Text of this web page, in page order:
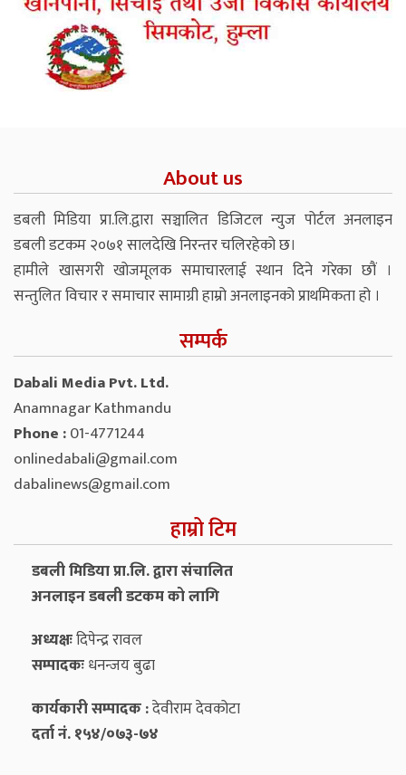
About us
डबली मिडिया प्रा.लि.द्वारा सञ्चालित डिजिटल न्युज पोर्टल अनलाइन
डबली डटकम २०७१ सालदेखि निरन्तर चलिरहेको छ।
हामीले खासगरी खोजमूलक समाचारलाई स्थान दिने गरेका छौं ।
सन्तुलित विचार र समाचार सामाग्री हाम्रो अनलाइनको प्राथमिकता हो ।
सम्पर्क
Dabali Media Pvt. Ltd.
Anamnagar Kathmandu
Phone :01-4771244
onlinedabali@gmail.com
dabalinews@gmail.com
हाम्रो टिम
डबली मिडिया प्रा.लि. द्वारा संचालित
अनलाइन डबली डटकम को लागि
अध्यक्षःदिपेन्द्र रावल
सम्पादकःधनन्‍जय बुढा
कार्यकारी सम्पादक :देवीराम देवकोटा
दर्ता नं. १५४/०७३-७४